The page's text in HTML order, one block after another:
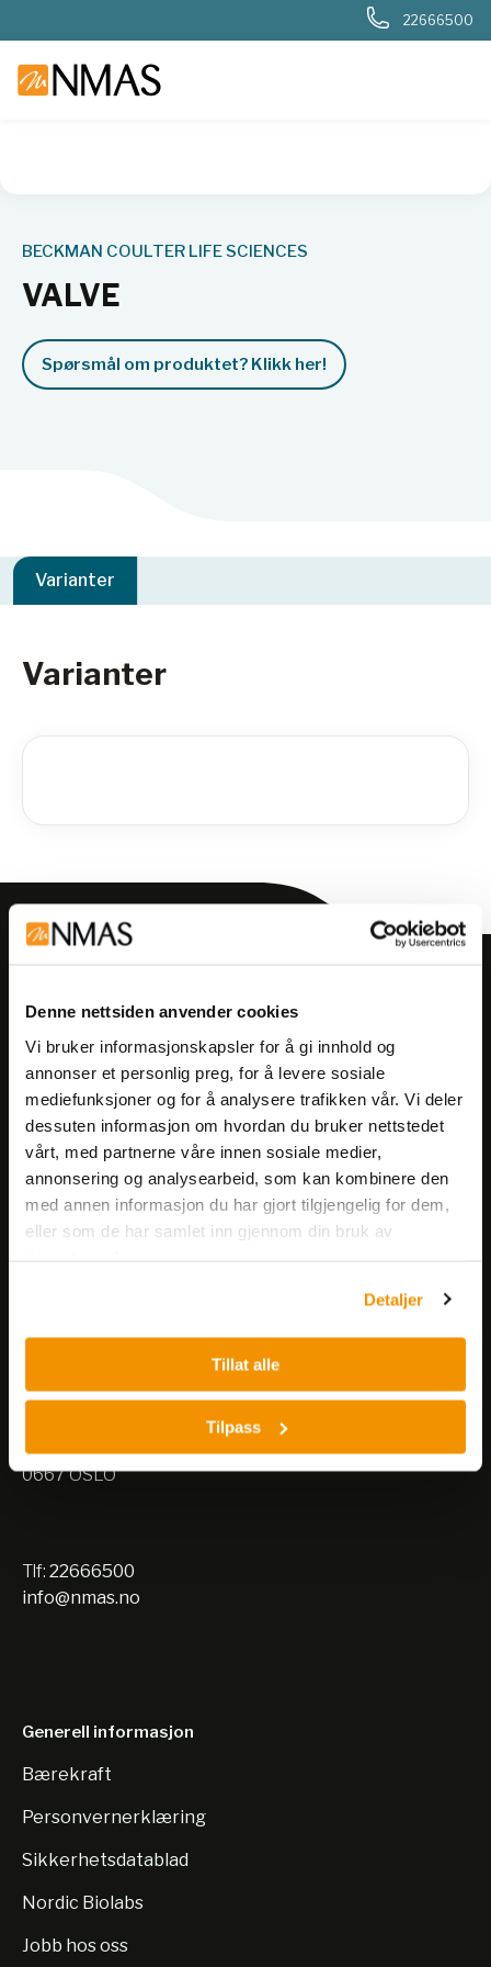
Denne nettsiden anvender cookies
Vi bruker informasjonskapsler for å gi innhold og
annonser et personlig preg, for å levere sosiale
mediefunksjoner og for å analysere trafikken vår. Vi deler
dessuten informasjon om hvordan du bruker nettstedet
vårt, med partnerne våre innen sosiale medier,
annonsering og analysearbeid, som kan kombinere den
med annen informasjon du har gjort tilgjengelig for dem,
eller som de har samlet inn gjennom din bruk av
Detaljer
Tillat alle
Tilpass
22666500
BECKMAN COULTER LIFE SCIENCES
VALVE
Spørsmål om produktet? Klikk her!
Varianter
Varianter
Få informasjon om produkter,
arrangementer og kampanjer.
Meld på nyhetsbrev
Besøksadresse:
0667 OSLO
Nils Hansens vei 10
0667 OSLO
Tlf: 22666500
info@nmas.no
Generell informasjon
Bærekraft
Personvernerklæring
Sikkerhetsdatablad
Nordic Biolabs
Jobb hos oss